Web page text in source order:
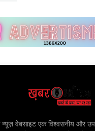
वेबसाइट एक विश्वसनीय और